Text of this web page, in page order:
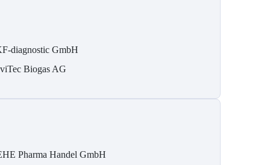
diagnostic GmbH
Biogas AG
Pharma Handel GmbH